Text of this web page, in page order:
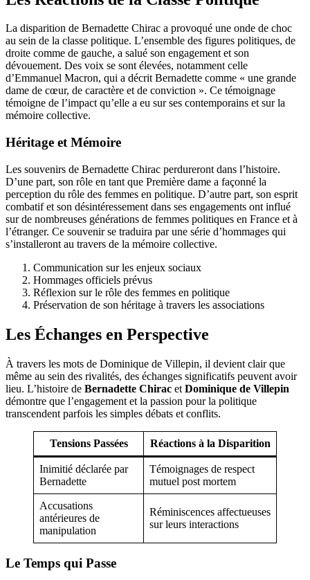
La disparition de Bernadette Chirac a provoqué une onde de choc
au sein de la classe politique. L’ensemble des figures politiques, de
droite comme de gauche, a salué son engagement et son
dévouement. Des voix se sont élevées, notamment celle
d’Emmanuel Macron, qui a décrit Bernadette comme « une grande
dame de cœur, de caractère et de conviction ». Ce témoignage
témoigne de l’impact qu’elle a eu sur ses contemporains et sur la
mémoire collective.
Héritage et Mémoire
Les souvenirs de Bernadette Chirac perdureront dans l’histoire.
D’une part, son rôle en tant que Première dame a façonné la
perception du rôle des femmes en politique. D’autre part, son esprit
combatif et son désintéressement dans ses engagements ont influé
sur de nombreuses générations de femmes politiques en France et à
l’étranger. Ce souvenir se traduira par une série d’hommages qui
s’installeront au travers de la mémoire collective.
Communication sur les enjeux sociaux
Hommages officiels prévus
Réflexion sur le rôle des femmes en politique
Préservation de son héritage à travers les associations
Les Échanges en Perspective
À travers les mots de Dominique de Villepin, il devient clair que
même au sein des rivalités, des échanges significatifs peuvent avoir
lieu. L’histoire de Bernadette Chirac et Dominique de Villepin
démontre que l’engagement et la passion pour la politique
transcendent parfois les simples débats et conflits.
Tensions Passées Réactions à la Disparition
Inimitié déclarée par
Bernadette
Témoignages de respect
mutuel post mortem
Accusations
antérieures de
manipulation
Réminiscences affectueuses
sur leurs interactions
Le Temps qui Passe